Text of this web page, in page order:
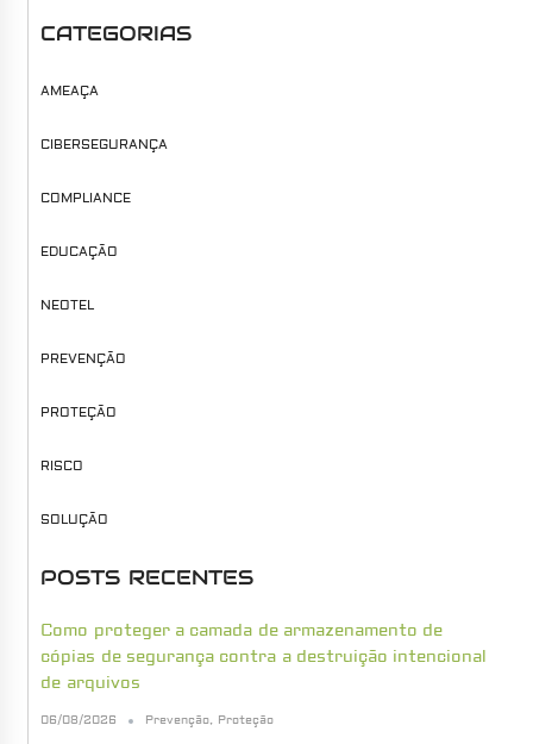
CATEGORIAS
AMEAÇA
CIBERSEGURANÇA
COMPLIANCE
EDUCAÇÃO
NEOTEL
PREVENÇÃO
PROTEÇÃO
RISCO
SOLUÇÃO
POSTS RECENTES
Como proteger a camada de armazenamento de
cópias de segurança contra a destruição intencional
de arquivos
06/08/2026 Prevenção, Proteção